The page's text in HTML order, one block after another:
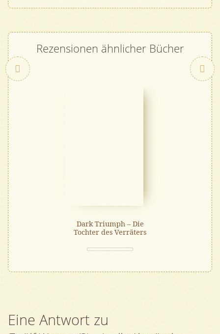
Rezensionen ähnlicher Bücher
Dark Triumph – Die
Tochter des Verräters
Eine Antwort zu